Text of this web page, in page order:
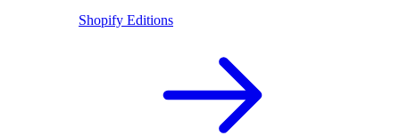
Shopify Editions